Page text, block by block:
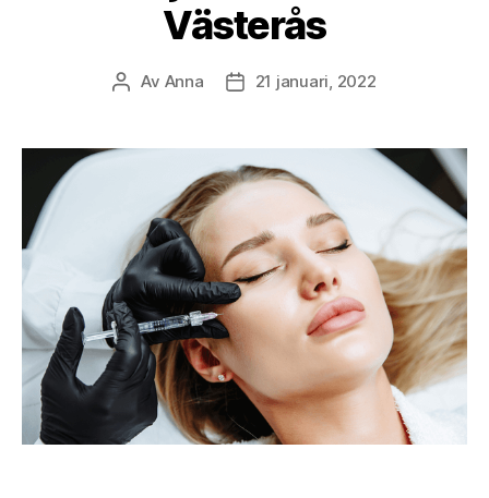
Västerås
Inläggsförfattare
Av Anna Inläggsdatum
21 januari, 2022